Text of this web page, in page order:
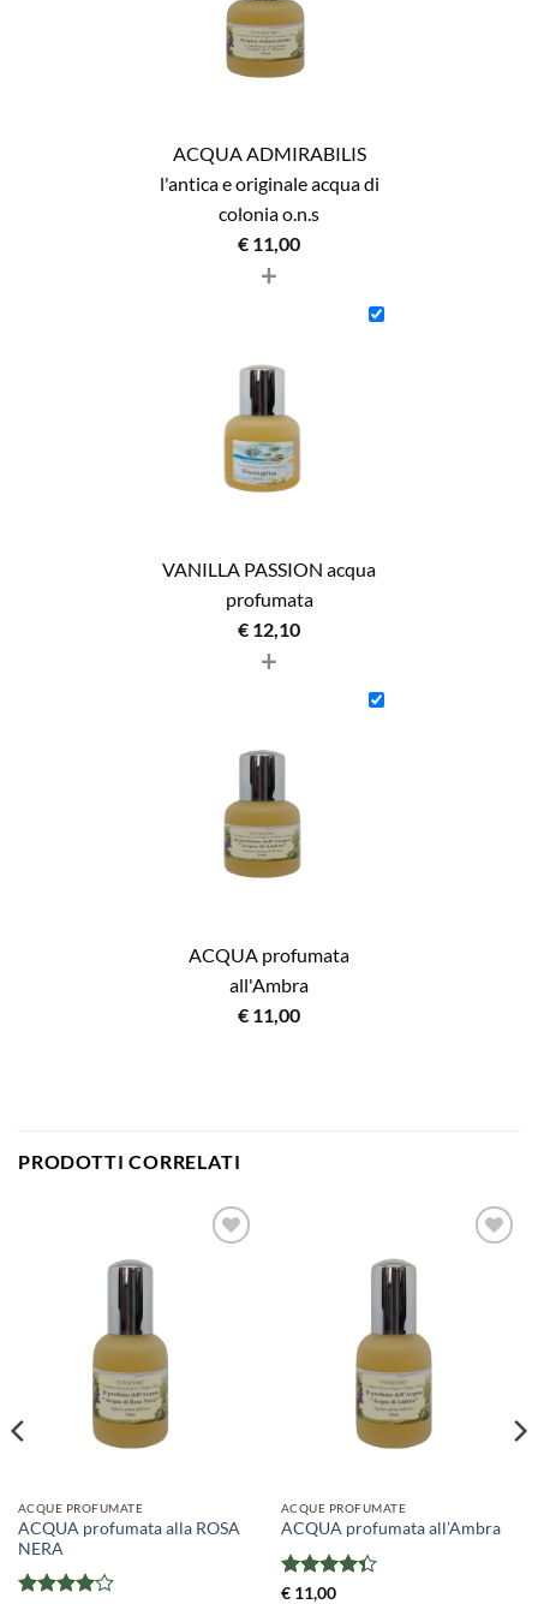
ACQUA ADMIRABILIS
l'antica e originale acqua di
colonia o.n.s
€ 11,00
+
VANILLA PASSION acqua
profumata
€ 12,10
+
ACQUA profumata
all'Ambra
€ 11,00
PRODOTTI CORRELATI
ACQUE PROFUMATE
ACQUA profumata alla ROSA
NERA
ACQUE PROFUMATE
ACQUA profumata all’Ambra
Valutato
€11,00